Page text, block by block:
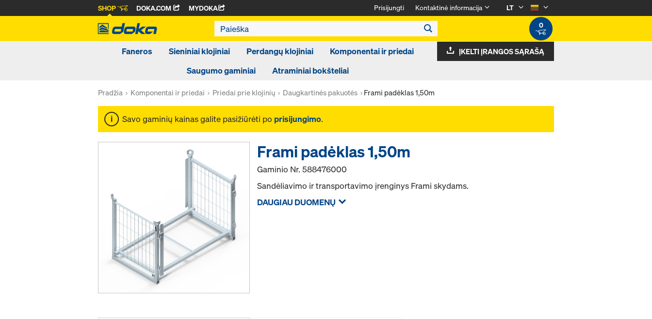
SHOP DOKA.COM MYDOKA Prisijungti Kontaktinė informacija
LT
0
Faneros Sieniniai klojiniai Perdangų klojiniai
Komponentai ir priedai
Saugumo gaminiai
Atraminiai bokšteliai
ĮKELTI ĮRANGOS SĄRAŠĄ
Pradžia Komponentai ir priedai Priedai prie klojinių Daugkartinės pakuotės Frami padėklas 1,50m
Savo gaminių kainas galite pasižiūrėti po prisijungimo.
Frami padėklas 1,50m
Gaminio Nr.588476000
Sandėliavimo ir transportavimo įrenginys Frami skydams.
DAUGIAU DUOMENŲ